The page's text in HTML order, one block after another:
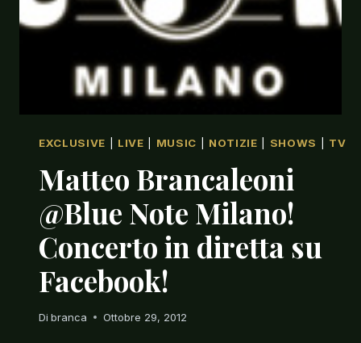
EXCLUSIVE LIVE MUSIC NOTIZIE SHOWS TV
Matteo Brancaleoni
@Blue Note Milano!
Concerto in diretta su
Facebook!
Di branca Ottobre 29, 2012